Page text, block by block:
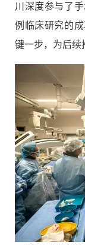
川深度参与了
例临床研究的
键一步，为后续